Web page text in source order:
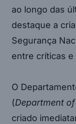
ao longo das
destaque a
Segurança
entre críticas e
O
(Department
criado